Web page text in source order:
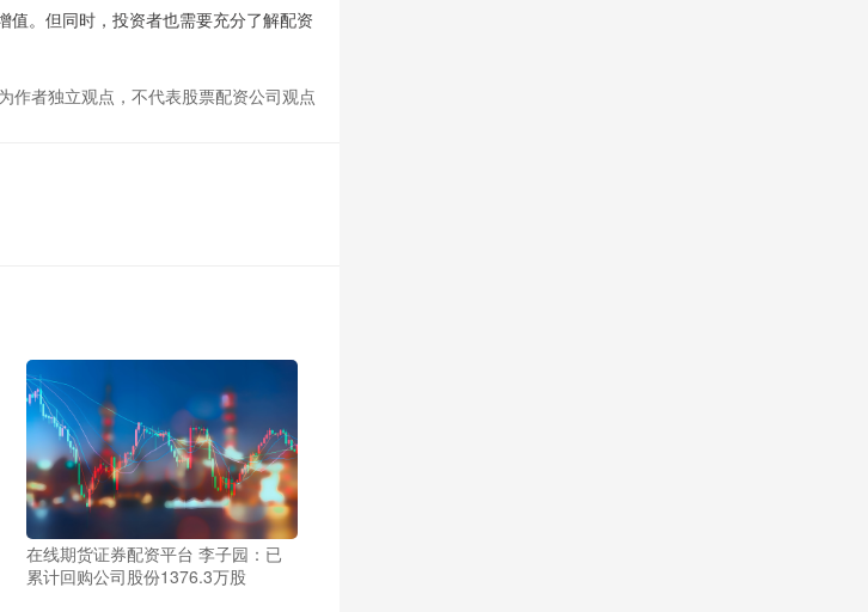
值。但同时，投资者也需要充分了解配资
作者独立观点，不代表股票配资公司观点
在线期货证券配资平台 李子园：已
累计回购公司股份1376.3万股